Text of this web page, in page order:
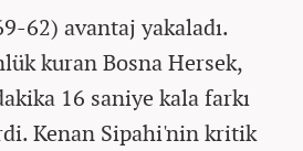
62) avantaj yakaladı.
kuran Bosna Hersek,
16 saniye kala farkı
Kenan Sipahi'nin kritik